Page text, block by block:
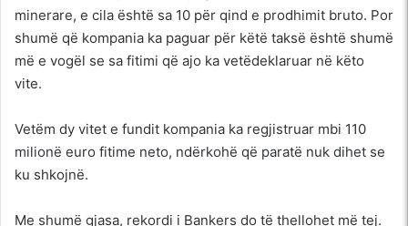
minerare, e cila është sa 10 për qind e prodhimit bruto. Por
shumë që kompania ka paguar për këtë taksë është shumë
më e vogël se sa fitimi që ajo ka vetëdeklaruar në këto
vite.
Vetëm dy vitet e fundit kompania ka regjistruar mbi 110
milionë euro fitime neto, ndërkohë që paratë nuk dihet se
ku shkojnë.
Me shumë gjasa, rekordi i Bankers do të thellohet më tej.